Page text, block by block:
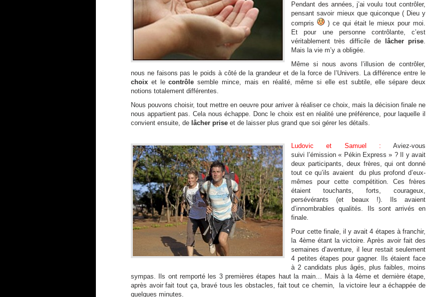
Pendant des années, j’ai voulu tout contrôler,
pensant savoir mieux que quiconque ( Dieu y
compris
) ce qui était le mieux pour moi.
Et pour une personne contrôlante, c’est
véritablement très difficile de
lâcher prise.
Mais la vie m’y a obligée.
Même si nous avons l’illusion de contrôler,
nous ne faisons pas le poids à côté de la grandeur et de la force de l’Univers. La différence entre le
choix et lecontrôle semble mince, mais en réalité, même si elle est subtile, elle sépare deux
notions totalement différentes.
Nous pouvons choisir, tout mettre en oeuvre pour arriver à réaliser ce choix, mais la décision finale ne
nous appartient pas. Cela nous échappe. Donc le choix est en réalité une préférence, pour laquelle il
convient ensuite, de lâcher prise et de laisser plus grand que soi gérer les détails.
Ludovic et Samuel : Aviez-vous
suivi l’émission « Pékin Express » ? Il y avait
deux participants, deux frères, qui ont donné
tout ce qu’ils avaient du plus profond d’eux-
mêmes pour cette compétition. Ces frères
étaient touchants, forts, courageux,
persévérants (et beaux !). Ils avaient
d’innombrables qualités. Ils sont arrivés en
finale.
Pour cette finale, il y avait 4 étapes à franchir,
la 4ème étant la victoire. Après avoir fait des
semaines d’aventure, il leur restait seulement
4 petites étapes pour gagner. Ils étaient face
à 2 candidats plus âgés, plus faibles, moins
sympas. Ils ont remporté les 3 premières étapes haut la main… Mais à la 4ème et dernière étape,
après avoir fait tout ça, bravé tous les obstacles, fait tout ce chemin, la victoire leur a échappée de
quelques minutes.